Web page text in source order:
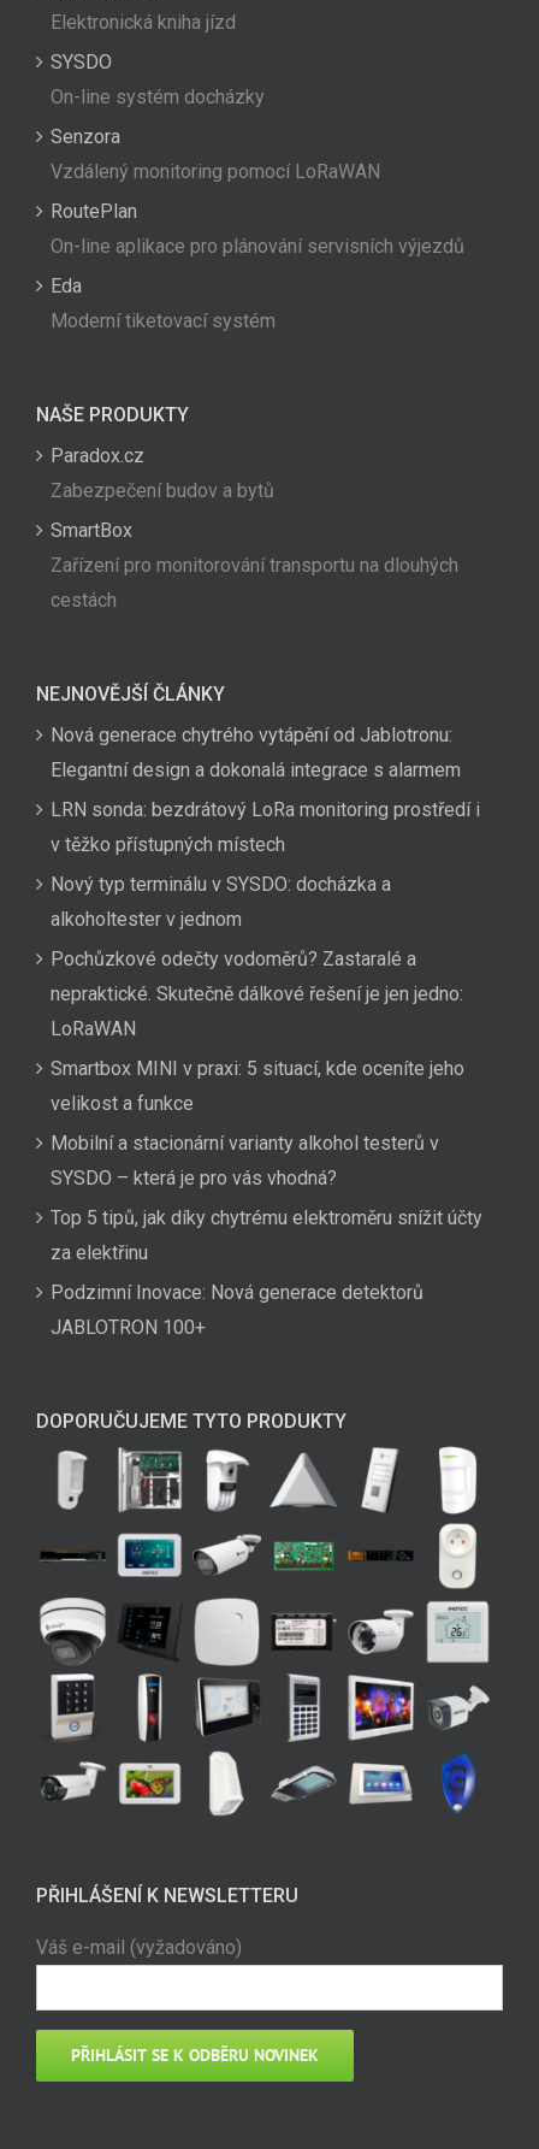
Elektronická kniha jízd
SYSDO
On-line systém docházky
Senzora
Vzdálený monitoring pomocí LoRaWAN
RoutePlan
On-line aplikace pro plánování servisních výjezdů
Eda
Moderní tiketovací systém
NAŠE PRODUKTY
Paradox.cz
Zabezpečení budov a bytů
SmartBox
Zařízení pro monitorování transportu na dlouhých
cestách
NEJNOVĚJŠÍ ČLÁNKY
Nová generace chytrého vytápění od Jablotronu:
Elegantní design a dokonalá integrace s alarmem
LRN sonda: bezdrátový LoRa monitoring prostředí i
v těžko přístupných místech
Nový typ terminálu v SYSDO: docházka a
alkoholtester v jednom
Pochůzkové odečty vodoměrů? Zastaralé a
nepraktické. Skutečně dálkové řešení je jen jedno:
LoRaWAN
Smartbox MINI v praxi: 5 situací, kde oceníte jeho
velikost a funkce
Mobilní a stacionární varianty alkohol testerů v
SYSDO – která je pro vás vhodná?
Top 5 tipů, jak díky chytrému elektroměru snížit účty
za elektřinu
Podzimní Inovace: Nová generace detektorů
JABLOTRON 100+
DOPORUČUJEME TYTO PRODUKTY
PŘIHLÁŠENÍ K NEWSLETTERU
Váš e-mail (vyžadováno)